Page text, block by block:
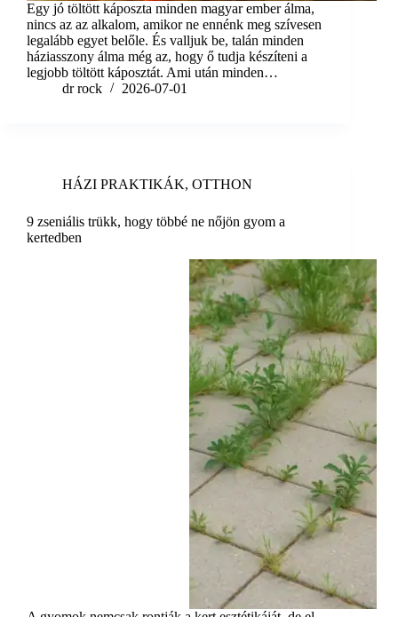
Egy jó töltött káposzta minden magyar ember álma,
nincs az az alkalom, amikor ne ennénk meg szívesen
legalább egyet belőle. És valljuk be, talán minden
háziasszony álma még az, hogy ő tudja készíteni a
legjobb töltött káposztát. Ami után minden…
dr rock
2026-07-01
HÁZI PRAKTIKÁK, OTTHON
9 zseniális trükk, hogy többé ne nőjön gyom a
kertedben